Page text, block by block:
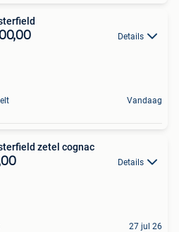
Details
Vandaag
zetel cognac
Details
27 jul 26